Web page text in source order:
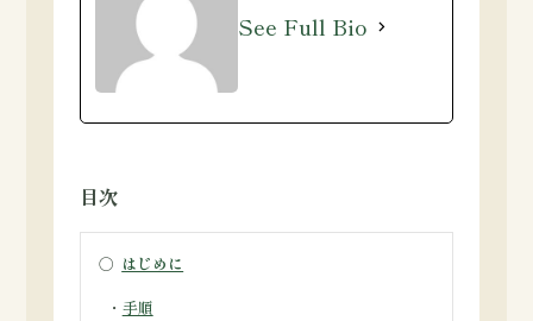
See Full Bio
目次
○ はじめに
・ 手順